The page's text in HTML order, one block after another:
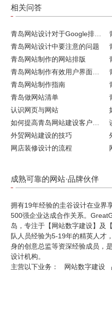
相关问答
青岛网站设计中要注意的问题
青岛网站制作的网站排版
青岛网站制作指南
青岛做网站清单
认识网页与网站
外贸网站建设的技巧
网店装修设计的流程
成熟可靠的网站·品牌伙伴
拥有19年经验的圭谷设计在业界
500强企业达成合作关系。
岛，专注于【网站数字建设】及
队人员经验为5-19年的精英人才
身的创意总监等资深经验成员，
设计机构。
主营以下业务： 网站数字建设